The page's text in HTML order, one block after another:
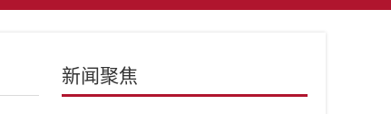
新闻聚焦